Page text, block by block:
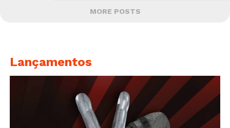
MORE POSTS
Lançamentos